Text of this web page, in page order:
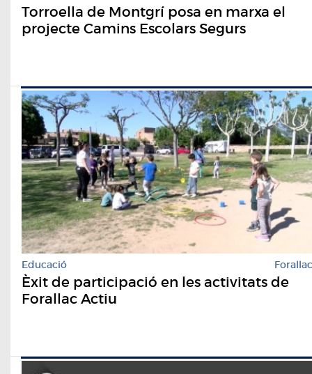
Torroella de Montgrí posa en marxa el
projecte Camins Escolars Segurs
Educació Forallac
Èxit de participació en les activitats de
Forallac Actiu